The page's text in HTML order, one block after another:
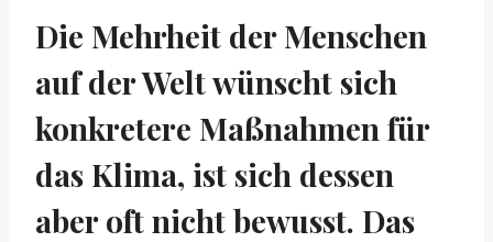
Die Mehrheit der Menschen
auf der Welt wünscht sich
konkretere Maßnahmen für
das Klima, ist sich dessen
aber oft nicht bewusst. Das